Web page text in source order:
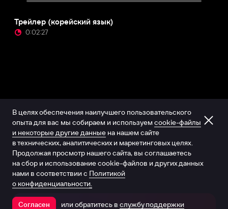
Трейлер (корейский язык)
0:02:27
Открыть в приложении
В целях обеспечения наилучшего пользовательского
опыта для вас мы собираем и используем cookie-файлы
и некоторые другие данные на нашем сайте
в технических, аналитических и маркетинговых целях.
Продолжая просмотр нашего сайта, вы соглашаетесь
на сбор и использование cookie-файлов и других данных
нами в соответствии с Политикой
о конфиденциальности.
Согласен или обратитесь в службу поддержки